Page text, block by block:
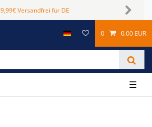
Sichere Zahlungsmöglichkeiten Next
0 0,00 EUR
☰